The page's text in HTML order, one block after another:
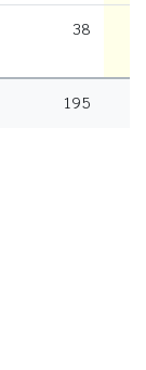
38
195